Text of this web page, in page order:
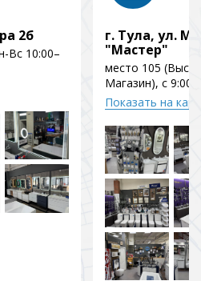
2б
Вс 10:00–
г. Тула, ул.
"Мастер"
место 105
Магазин), с 9:00
Показать на